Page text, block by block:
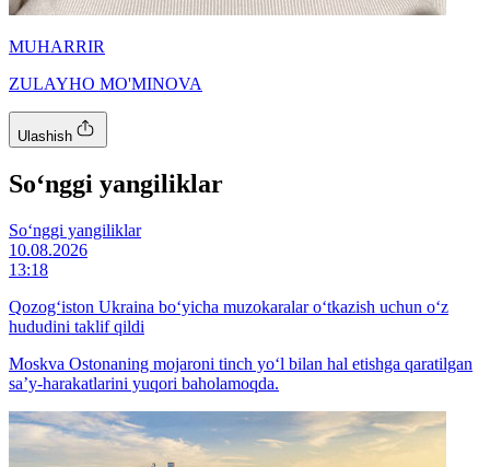
MUHARRIR
ZULAYHO MO'MINOVA
Ulashish
So‘nggi yangiliklar
So‘nggi yangiliklar
10.08.2026
13:18
Qozog‘iston Ukraina bo‘yicha muzokaralar o‘tkazish uchun o‘z
hududini taklif qildi
Moskva Ostonaning mojaroni tinch yo‘l bilan hal etishga qaratilgan
sa’y-harakatlarini yuqori baholamoqda.